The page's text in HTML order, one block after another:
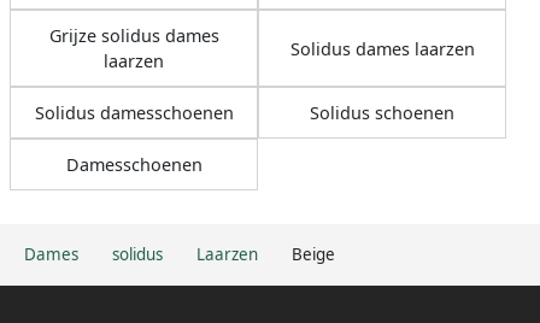
Dames solidus Laarzen Beige
Grijze solidus dames
laarzen
Solidus dames laarzen
Solidus damesschoenen Solidus schoenen
Damesschoenen